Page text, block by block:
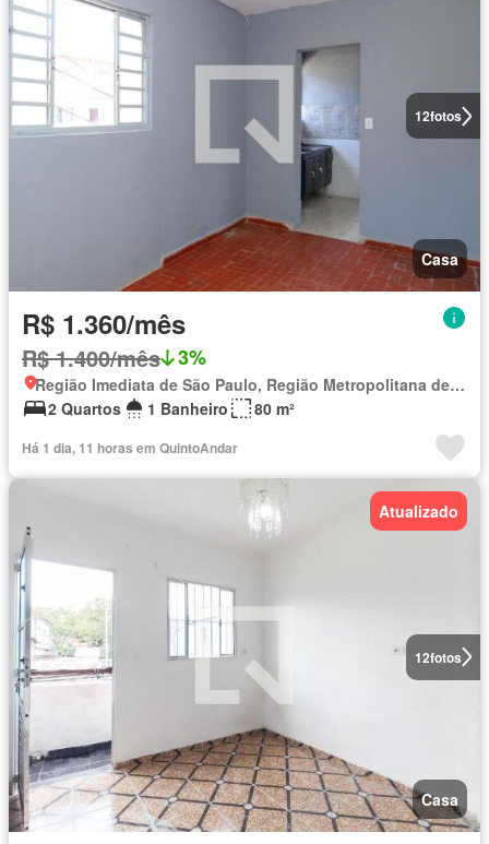
12fotos
Casa
R$ 1.360/mês
R$ 1.400/mês 3%
Região Imediata de São Paulo, Região Metropolitana de São Paulo
2 Quartos
1 Banheiro 80 m²
Há 1 dia, 11 horas em QuintoAndar
12fotos
Atualizado
Casa